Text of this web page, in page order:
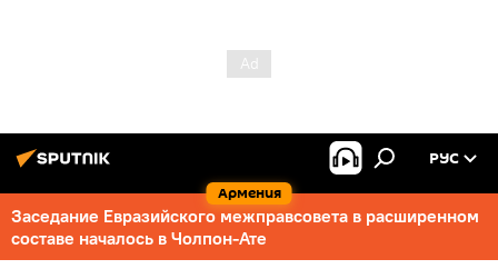
Армения
РУС
Заседание Евразийского межправсовета в расширенном
составе началось в Чолпон-Ате